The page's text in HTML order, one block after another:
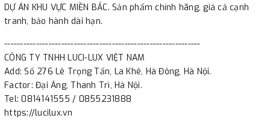
DỰ ÁN KHU VỰC MIỀN BẮC. Sản phẩm chính hãng, giá cả cạnh
tranh, bảo hành dài hạn.
--------------------------------------------------------------
CÔNG TY TNHH LUCI-LUX VIỆT NAM
Add: Số 276 Lê Trọng Tấn, La Khê, Hà Đông, Hà Nội.
Factor: Đại Áng, Thanh Trì, Hà Nội.
Tel: 0814141555 / 0855231888
https://lucilux.vn